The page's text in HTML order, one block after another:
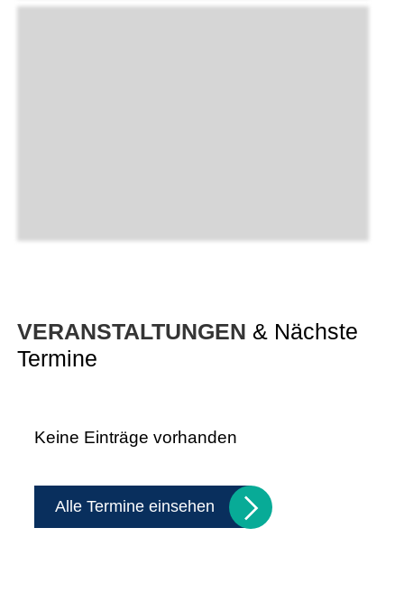
VERANSTALTUNGEN & Nächste
Termine
Keine Einträge vorhanden
Alle Termine einsehen